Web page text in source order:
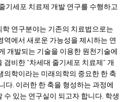
기세포 치료제 개발 연구를 수행하고
연구분야는 기존의 치료법으로는
역에서 새로운 가능성을 제시하는 연
개발되는 기술을 이용한 원천기술에
비한 “차세대 줄기세포 치료제” 개
의학이라는 미래의학의 중요한 한 축
다. 이러한 한 축을 형성하는 과정에
수 있는 연구실이 되고자 합니다. 학생